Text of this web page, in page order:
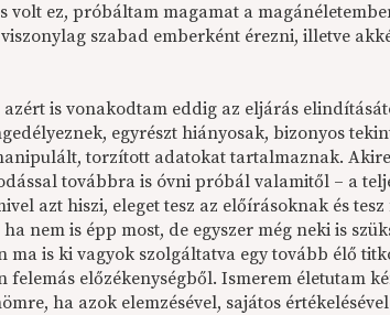
volt ez, próbáltam magamat a
szabad emberként érezni, illetve
is vonakodtam eddig az eljárás
egyrészt hiányosak, bizonyos
torzított adatokat tartalmaznak.
továbbra is óvni próbál valamitől – a
azt hiszi, eleget tesz az előírásoknak és tesz
nem is épp most, de egyszer még neki is
ma is ki vagyok szolgáltatva egy tovább élő
felemás előzékenységből. Ismerem életutam
ha azok elemzésével, sajátos